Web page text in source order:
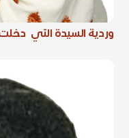
وردية السيدة التي